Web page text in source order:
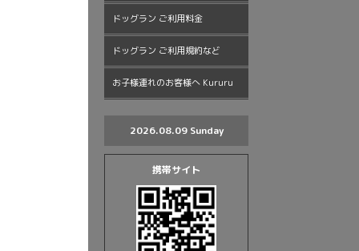
ドッグラン ご利用料金
ドッグラン ご利用規約など
お子様連れのお客様へ Kururu
2026.08.09 Sunday
携帯サイト